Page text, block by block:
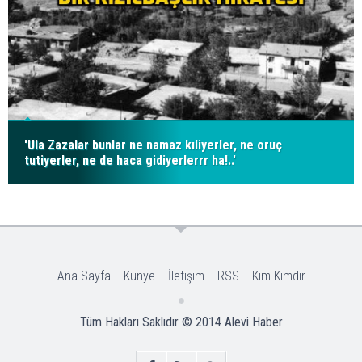
'Ula Zazalar bunlar ne namaz kıliyerler, ne oruç
tutiyerler, ne de haca gidiyerlerrr ha!..'
Ana Sayfa Künye İletişim RSS Kim Kimdir
Tüm Hakları Saklıdır © 2014 Alevi Haber